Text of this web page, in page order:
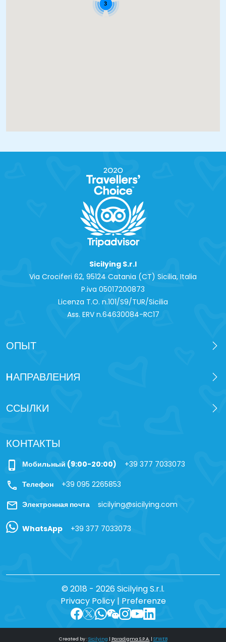
3
Sicilying S.r.l
Via Crociferi 62, 95124 Catania (CT) Sicilia, Italia
P.iva 0‍5017200873
Licenza T.O. n.101/S9/TUR/Sicilia
Ass. ERV n.64630084-RC17
ОПЫТ
HАПРАВЛЕНИЯ
ССЫЛКИ
КОНТАКТЫ
phone_iphone Мобильный (9:00-20:00) +39 377 7033073
call Телефон +39 095 2265853
mail Электронная почта sicilying@sicilying.com
WhatsApp +39 377 7033073
© 2018 - 2026 Sicilying S.r.l.
Privacy Policy| Preferenze
Created by :Sicilying | Paradigma S.P.A.| SFWEB